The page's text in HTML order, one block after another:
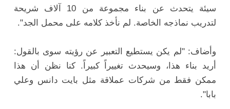
سيئة يتحدث عن بناء مجموعة من 10 آلاف شريحة
لتدريب نماذجه الخاصة. لم نأخذ كلامه على محمل الجد".
وأضاف: "لم يكن يستطيع التعبير عن رؤيته سوى بالقول:
أريد بناء هذا، وسيحدث تغييراً كبيراً. كنا نظن أن هذا
ممكن فقط من شركات عملاقة مثل بايت دانس وعلي
بابا".